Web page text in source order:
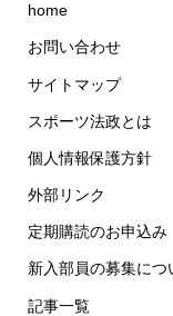
home
お問い合わせ
サイトマップ
スポーツ法政とは
個人情報保護方針
外部リンク
定期購読のお申込み
新入部員の募集につ
記事一覧